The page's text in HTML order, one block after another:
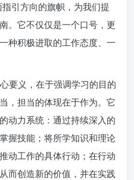
引方向的旗帜，为我们提
。它不仅仅是一个口号，更
种积极进取的工作态度、一
要义，在于强调学习的目的
，担当的体现在于作为。它
动力系统：通过持续深入的
握技能；将所学知识和理论
动工作的具体行动；在行动
而创造新的价值，并在实践